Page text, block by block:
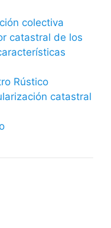
colectiva
catastral de los
Rústico
catastral